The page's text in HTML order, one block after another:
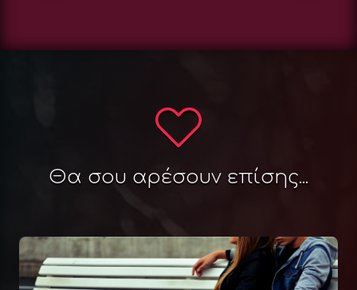
Θα σου αρέσουν επίσης...